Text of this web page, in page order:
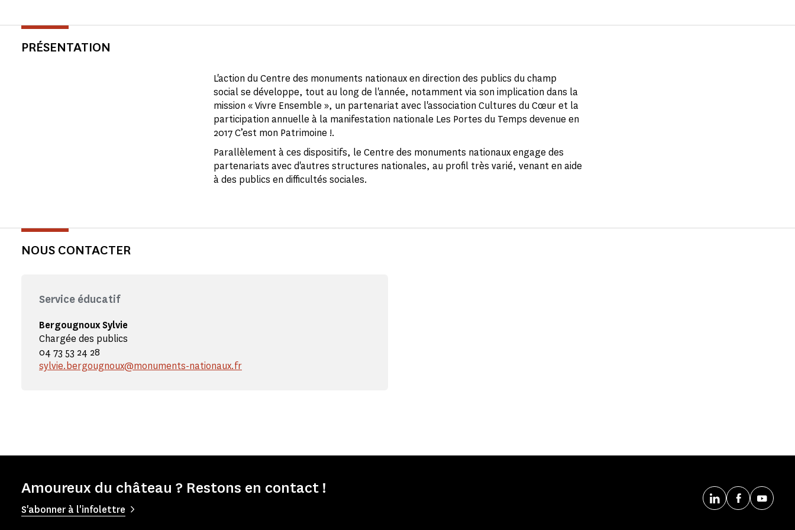
PRÉSENTATION
L'action du Centre des monuments nationaux en direction des publics du champ
social se développe, tout au long de l'année, notamment via son implication dans la
mission « Vivre Ensemble », un partenariat avec l'association Cultures du Cœur et la
participation annuelle à la manifestation nationale Les Portes du Temps devenue en
2017 C’est mon Patrimoine !.
Parallèlement à ces dispositifs, le Centre des monuments nationaux engage des
partenariats avec d'autres structures nationales, au profil très varié, venant en aide
à des publics en difficultés sociales.
NOUS CONTACTER
Service éducatif
Bergougnoux Sylvie
Chargée des publics
04 73 53 24 28
sylvie.bergougnoux@monuments-nationaux.fr
Amoureux du château ? Restons en contact !
S'abonner à l'infolettre